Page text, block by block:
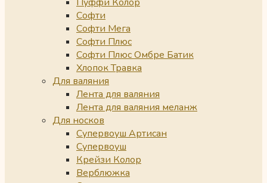
Софти
Софти Мега
Софти Плюс
Софти Плюс Омбре Батик
Хлопок Травка
Для валяния
Лента для валяния
Лента для валяния меланж
Для носков
Супервоуш Артисан
Супервоуш
Крейзи Колор
Верблюжка